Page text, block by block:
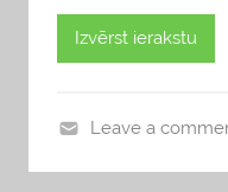
Izvērst ierakstu
Leave a